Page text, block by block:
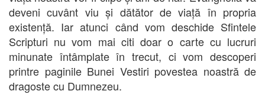
deveni cuvânt viu și dătător de viață în propria
existență. Iar atunci când vom deschide Sfintele
Scripturi nu vom mai citi doar o carte cu lucruri
minunate întâmplate în trecut, ci vom descoperi
printre paginile Bunei Vestiri povestea noastră de
dragoste cu Dumnezeu.